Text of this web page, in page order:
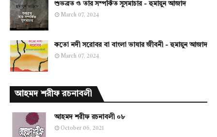
শুভব্রত ও তার সম্পর্কিত সুসমাচার - হুমায়ুন আজাদ
March 07, 2024
কতো নদী সরোবর বা বাংলা ভাষার জীবনী - হুমায়ুন আজাদ
March 07, 2024
আহমদ শরীফ রচনাবলী
আহমদ শরীফ রচনাবলী ০৮
October 06, 2021